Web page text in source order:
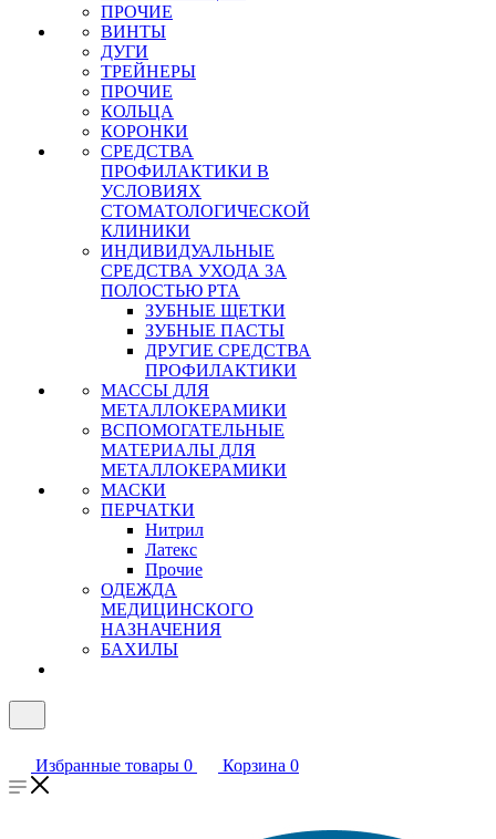
ПРОЧИЕ
ВИНТЫ
ДУГИ
ТРЕЙНЕРЫ
ПРОЧИЕ
КОЛЬЦА
КОРОНКИ
СРЕДСТВА
ПРОФИЛАКТИКИ В
УСЛОВИЯХ
СТОМАТОЛОГИЧЕСКОЙ
КЛИНИКИ
ИНДИВИДУАЛЬНЫЕ
СРЕДСТВА УХОДА ЗА
ПОЛОСТЬЮ РТА
ЗУБНЫЕ ЩЕТКИ
ЗУБНЫЕ ПАСТЫ
ДРУГИЕ СРЕДСТВА
ПРОФИЛАКТИКИ
МАССЫ ДЛЯ
МЕТАЛЛОКЕРАМИКИ
ВСПОМОГАТЕЛЬНЫЕ
МАТЕРИАЛЫ ДЛЯ
МЕТАЛЛОКЕРАМИКИ
МАСКИ
ПЕРЧАТКИ
Нитрил
Латекс
Прочие
ОДЕЖДА
МЕДИЦИНСКОГО
НАЗНАЧЕНИЯ
БАХИЛЫ
Избранные товары 0 Корзина 0